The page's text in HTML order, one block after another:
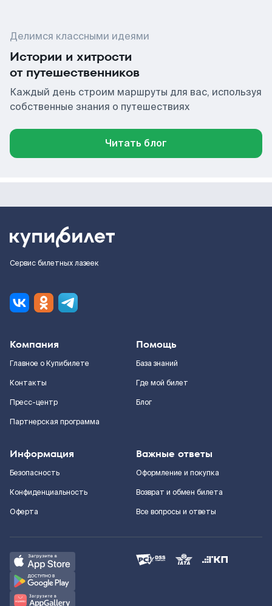
Делимся классными идеями
Истории и хитрости
от путешественников
Каждый день строим маршруты для вас, используя
собственные знания о путешествиях
Читать блог
Сервис билетных лазеек
Компания
Главное о Купибилете
Контакты
Пресс-центр
Партнерская программа
Помощь
База знаний
Где мой билет
Блог
Информация
Безопасность
Конфиденциальность
Оферта
Важные ответы
Оформление и покупка
Возврат и обмен билета
Все вопросы и ответы